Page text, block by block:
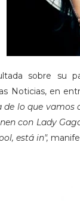
sobre su
Noticias, en
de lo que
con Lady
está in",